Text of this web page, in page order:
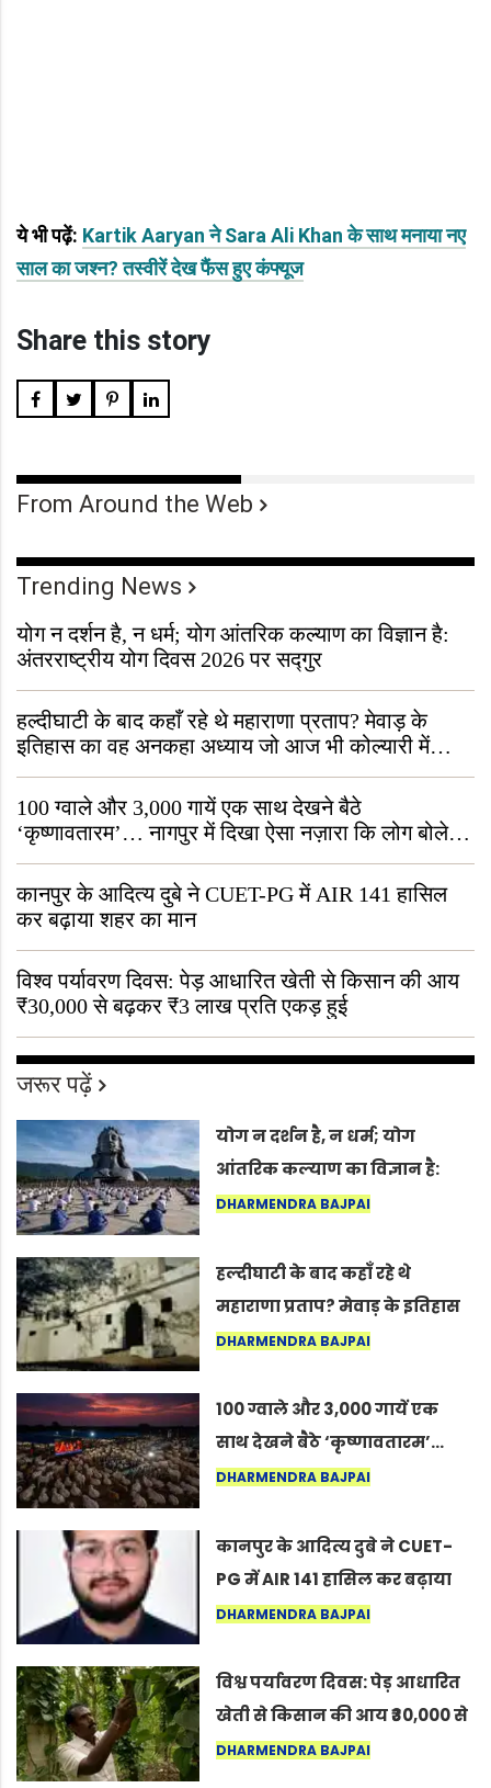
ये भी पढ़ें: Kartik Aaryan ने Sara Ali Khan के साथ मनाया नए
साल का जश्न? तस्वीरें देख फैंस हुए कंफ्यूज
Share this story
From Around the Web
Trending News
योग न दर्शन है, न धर्म; योग आंतरिक कल्याण का विज्ञान है:
अंतरराष्ट्रीय योग दिवस 2026 पर सद्गुर
हल्दीघाटी के बाद कहाँ रहे थे महाराणा प्रताप? मेवाड़ के
इतिहास का वह अनकहा अध्याय जो आज भी कोल्यारी में
जीवित है
100 ग्वाले और 3,000 गायें एक साथ देखने बैठे
‘कृष्णावतारम’… नागपुर में दिखा ऐसा नज़ारा कि लोग बोले,
“ऐसा तो सिर्फ़ कृष्ण ही कर सकते हैं”
कानपुर के आदित्य दुबे ने CUET-PG में AIR 141 हासिल
कर बढ़ाया शहर का मान
विश्व पर्यावरण दिवस: पेड़ आधारित खेती से किसान की आय
₹30,000 से बढ़कर ₹3 लाख प्रति एकड़ हुई
जरूर पढ़ें
योग न दर्शन है, न धर्म; योग
आंतरिक कल्याण का विज्ञान है:
अंतरराष्ट्रीय योग दिवस 2026 पर
DHARMENDRA BAJPAI
हल्दीघाटी के बाद कहाँ रहे थे
महाराणा प्रताप? मेवाड़ के इतिहास
का वह अनकहा अध्याय जो आज भी
DHARMENDRA BAJPAI
100 ग्वाले और 3,000 गायें एक
साथ देखने बैठे ‘कृष्णावतारम’…
नागपुर में दिखा ऐसा नज़ारा कि
कर सकते हैं”
DHARMENDRA BAJPAI
कानपुर के आदित्य दुबे ने CUET-
PG में AIR 141 हासिल कर बढ़ाया
शहर का मान
DHARMENDRA BAJPAI
विश्व पर्यावरण दिवस: पेड़ आधारित
खेती से किसान की आय ₹30,000 से
बढ़कर ₹3 लाख प्रति एकड़ हुई
DHARMENDRA BAJPAI